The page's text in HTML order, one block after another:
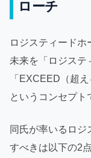
ローチ
ロジスティード
未来を「ロジステ
「EXCEED（超
というコンセプト
同氏が率いるロジ
すべきは以下の2点